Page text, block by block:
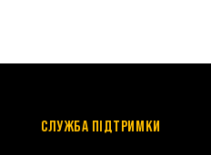
СЛУЖБА ПІДТРИМКИ